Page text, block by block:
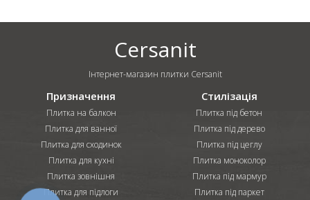
Cersanit
Інтернет-магазин плитки Cersanit
Призначення
Плитка на балкон
Плитка для ванної
Плитка для сходинок
Плитка для кухні
Плитка зовнішня
Плитка для підлоги
Стилізація
Плитка під бетон
Плитка під дерево
Плитка під цеглу
Плитка моноколор
Плитка під мармур
Плитка під паркет